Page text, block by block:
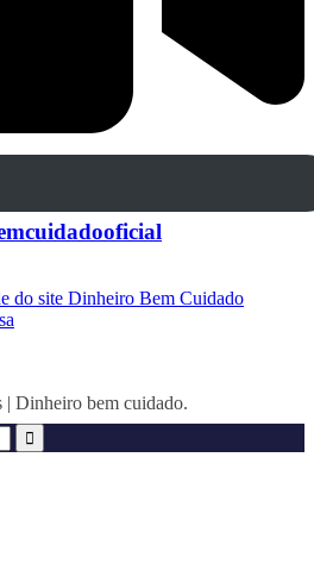
do site Dinheiro Bem Cuidado
| Dinheiro bem cuidado.